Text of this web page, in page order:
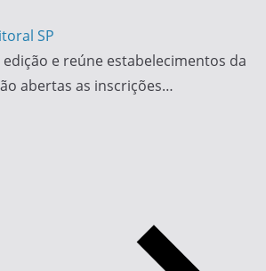
SP
edição e reúne estabelecimentos da
abertas as inscrições…